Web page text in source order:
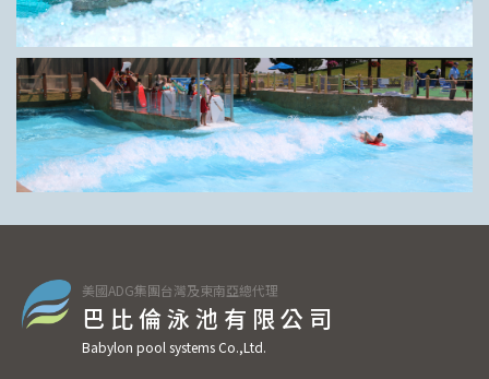
美國ADG集團台灣及東南亞總代理
巴比倫泳池有限公司
Babylon pool systems Co.,Ltd.